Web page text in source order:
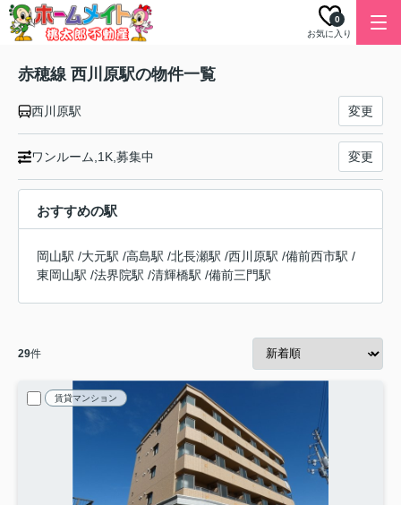
お気に入り
0
赤穂線 西川原駅の物件一覧
西川原駅 変更
ワンルーム,1K,募集中 変更
おすすめの駅
岡山駅 /大元駅 /高島駅 /北長瀬駅 /西川原駅 /備前西市駅 /
東岡山駅 /法界院駅 /清輝橋駅 /備前三門駅
29件
賃貸マンション